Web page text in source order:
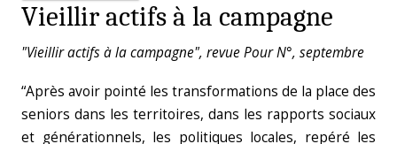
Vieillir actifs à la campagne
"Vieillir actifs à la campagne", revue Pour N°, septembre
“Après avoir pointé les transformations de la place des
seniors dans les territoires, dans les rapports sociaux
et générationnels, les politiques locales, repéré les